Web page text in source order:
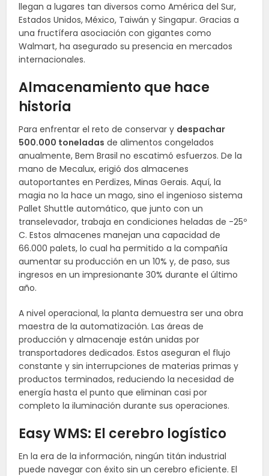
llegan a lugares tan diversos como América del Sur,
Estados Unidos, México, Taiwán y Singapur. Gracias a
una fructífera asociación con gigantes como
Walmart, ha asegurado su presencia en mercados
internacionales.
Almacenamiento que hace
historia
Para enfrentar el reto de conservar y despachar
500.000 toneladas de alimentos congelados
anualmente, Bem Brasil no escatimó esfuerzos. De la
mano de Mecalux, erigió dos almacenes
autoportantes en Perdizes, Minas Gerais. Aquí, la
magia no la hace un mago, sino el ingenioso sistema
Pallet Shuttle automático, que junto con un
transelevador, trabaja en condiciones heladas de -25º
C. Estos almacenes manejan una capacidad de
66.000 palets, lo cual ha permitido a la compañía
aumentar su producción en un 10% y, de paso, sus
ingresos en un impresionante 30% durante el último
año.
A nivel operacional, la planta demuestra ser una obra
maestra de la automatización. Las áreas de
producción y almacenaje están unidas por
transportadores dedicados. Estos aseguran el flujo
constante y sin interrupciones de materias primas y
productos terminados, reduciendo la necesidad de
energía hasta el punto que eliminan casi por
completo la iluminación durante sus operaciones.
Easy WMS: El cerebro logístico
En la era de la información, ningún titán industrial
puede navegar con éxito sin un cerebro eficiente. El